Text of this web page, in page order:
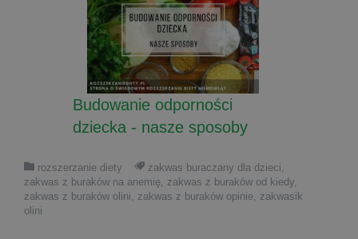
Budowanie odporności
dziecka - nasze sposoby
rozszerzanie diety zakwas buraczany dla dzieci,
zakwas z buraków na anemię, zakwas z buraków od kiedy,
zakwas z buraków olini, zakwas z buraków opinie, zakwasik
olini